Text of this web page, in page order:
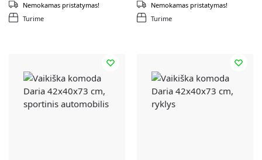
Turime
Nemokamas pristatymas!
Turime
Nemokamas pristatymas!